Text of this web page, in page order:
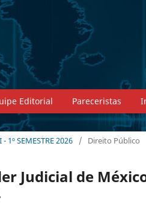
Editorial Pareceristas
1º SEMESTRE 2026 / Direito Público
Judicial de